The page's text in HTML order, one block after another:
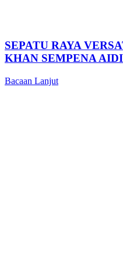
SEPATU RAYA
KHAN SEMPENA
Bacaan Lanjut